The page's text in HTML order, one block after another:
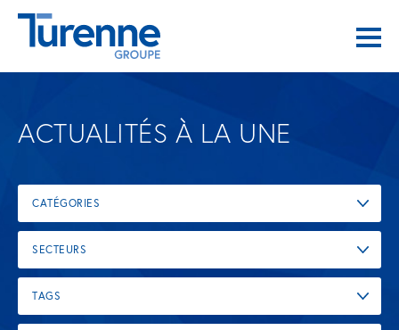
ACTUALITÉS À LA UNE
CATÉGORIES
SECTEURS
TAGS